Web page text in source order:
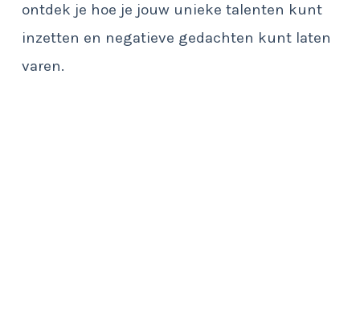
ontdek je hoe je jouw unieke talenten kunt
inzetten en negatieve gedachten kunt laten
varen.